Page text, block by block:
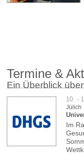
Termine &
Ein Überblick
10. -
Jülich
Im